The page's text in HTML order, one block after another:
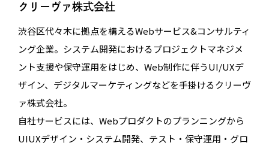
クリーヴァ株式会社
渋谷区代々木に拠点を構えるWebサービス&コンサルティ
ング企業。システム開発におけるプロジェクトマネジメ
ント支援や保守運用をはじめ、Web制作に伴うUI/UXデ
ザイン、デジタルマーケティングなどを手掛けるクリーヴ
ァ株式会社。
自社サービスには、Webプロダクトのプランニングから
UIUXデザイン・システム開発、テスト・保守運用・グロ